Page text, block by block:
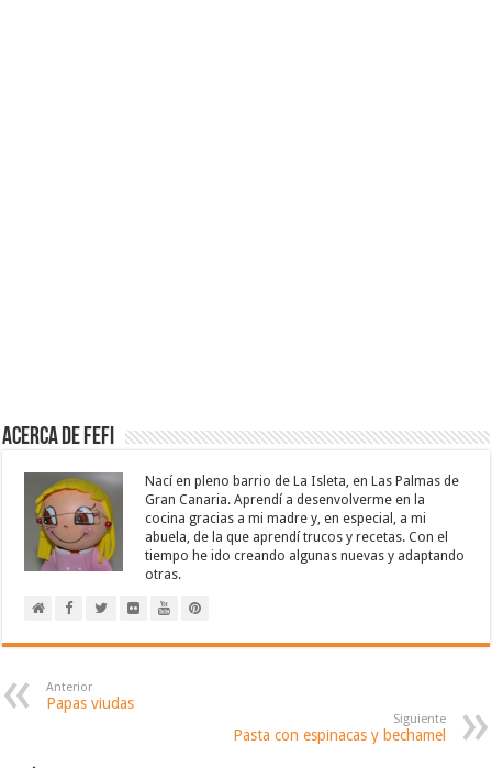
Acerca de Fefi
Nací en pleno barrio de La Isleta, en Las Palmas de
Gran Canaria. Aprendí a desenvolverme en la
cocina gracias a mi madre y, en especial, a mi
abuela, de la que aprendí trucos y recetas. Con el
tiempo he ido creando algunas nuevas y adaptando
otras.
Anterior
Papas viudas
Siguiente
Pasta con espinacas y bechamel